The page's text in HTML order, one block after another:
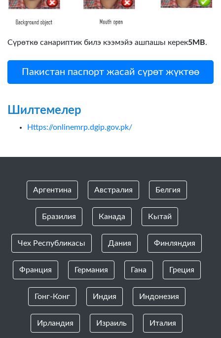
Сүрөткө санариптик билэ кээмэйэ ашпашы керек5MB.
Пакистан паспорт жасай сүрөт жүктөө
Шилтемелер
Https://onlinemrp.dgip.gov.pk/
Аргентина Австралия Белгия
Бразилия Канада Кытай
Чех Республикасы Дания Финляндия
Франция Германия Гана Греция
Гонг-Конг Индия Индонезия
Ирландия Израиль Италия